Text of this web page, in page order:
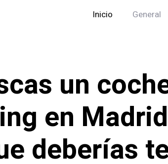
Inicio General
un
en
deberías